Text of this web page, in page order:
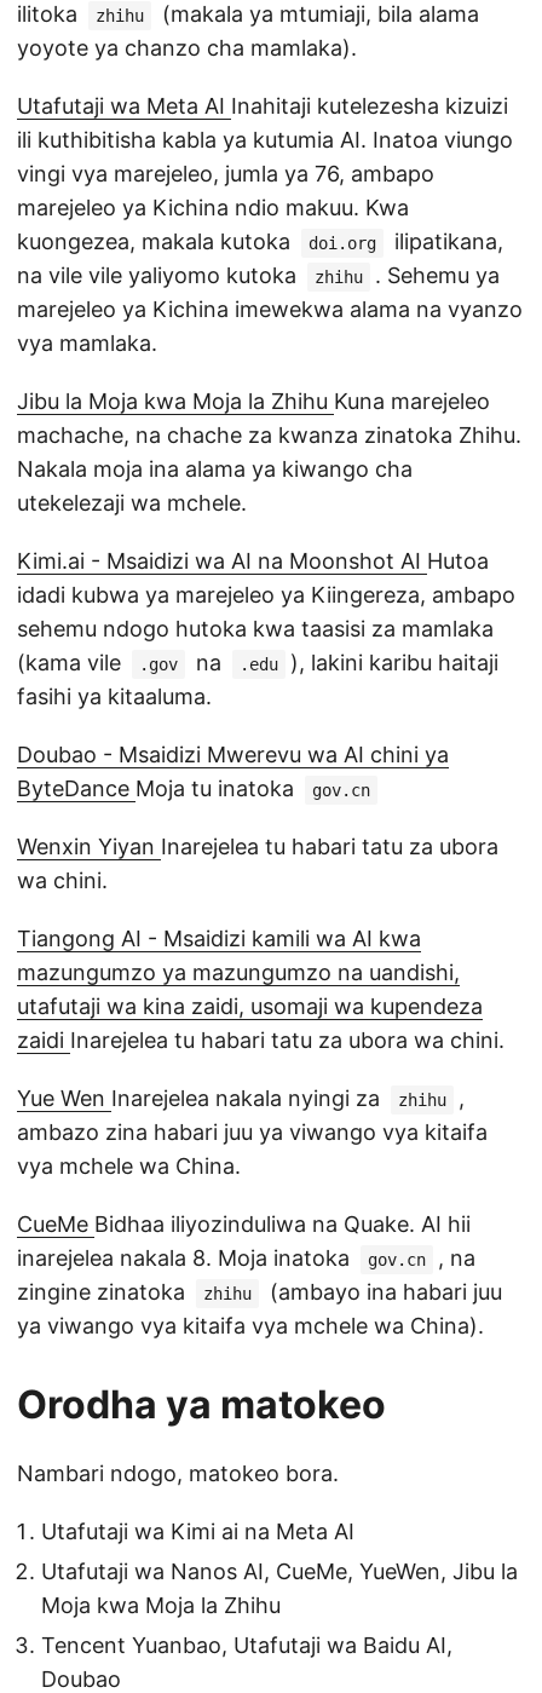
ilitoka zhihu
(makala ya mtumiaji, bila alama
yoyote ya chanzo cha mamlaka).
Utafutaji wa Meta AI Inahitaji kutelezesha kizuizi
ili kuthibitisha kabla ya kutumia AI. Inatoa viungo
vingi vya marejeleo, jumla ya 76, ambapo
marejeleo ya Kichina ndio makuu. Kwa
kuongezea, makala kutoka
doi.org
ilipatikana,
na vile vile yaliyomo kutoka
zhihu
. Sehemu ya
marejeleo ya Kichina imewekwa alama na vyanzo
vya mamlaka.
Jibu la Moja kwa Moja la Zhihu Kuna marejeleo
machache, na chache za kwanza zinatoka Zhihu.
Nakala moja ina alama ya kiwango cha
utekelezaji wa mchele.
Kimi.ai - Msaidizi wa AI na Moonshot AI Hutoa
idadi kubwa ya marejeleo ya Kiingereza, ambapo
sehemu ndogo hutoka kwa taasisi za mamlaka
(kama vile
.gov na .edu
), lakini karibu haitaji
fasihi ya kitaaluma.
Doubao - Msaidizi Mwerevu wa AI chini ya
ByteDance Moja tu inatoka gov.cn
Wenxin Yiyan Inarejelea tu habari tatu za ubora
wa chini.
Tiangong AI - Msaidizi kamili wa AI kwa
mazungumzo ya mazungumzo na uandishi,
utafutaji wa kina zaidi, usomaji wa kupendeza
zaidi Inarejelea tu habari tatu za ubora wa chini.
Yue Wen Inarejelea nakala nyingi za zhihu
,
ambazo zina habari juu ya viwango vya kitaifa
vya mchele wa China.
CueMe Bidhaa iliyozinduliwa na Quake. AI hii
inarejelea nakala 8. Moja inatoka
gov.cn
, na
zingine zinatoka
zhihu
(ambayo ina habari juu
ya viwango vya kitaifa vya mchele wa China).
Orodha ya matokeo
Nambari ndogo, matokeo bora.
Utafutaji wa Kimi ai na Meta AI
Utafutaji wa Nanos AI, CueMe, YueWen, Jibu la
Moja kwa Moja la Zhihu
Tencent Yuanbao, Utafutaji wa Baidu AI,
Doubao